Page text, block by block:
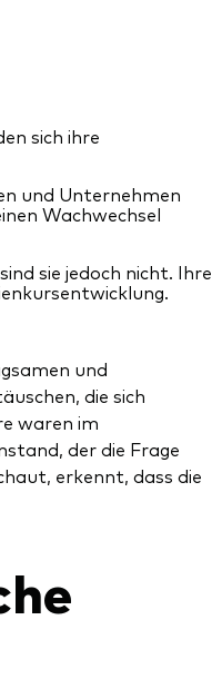
sich ihre
und Unternehmen
Wachwechsel
sie jedoch nicht. Ihre
und
die sich
waren im
der die Frage
erkennt, dass die